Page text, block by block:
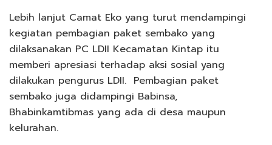
Lebih lanjut Camat Eko yang turut mendampingi
kegiatan pembagian paket sembako yang
dilaksanakan PC LDII Kecamatan Kintap itu
memberi apresiasi terhadap aksi sosial yang
dilakukan pengurus LDII. Pembagian paket
sembako juga didampingi Babinsa,
Bhabinkamtibmas yang ada di desa maupun
kelurahan.